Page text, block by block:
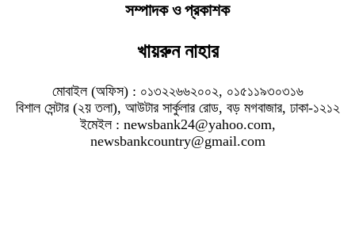
সম্পাদক ও প্রকাশক
খায়রুন নাহার
মোবাইল (অফিস) : ০১৩২২৬৬২০০২, ০১৫১১৯৩০৩১৬
বিশাল সেন্টার (২য় তলা), আউটার সার্কুলার রোড, বড় মগবাজার, ঢাকা-১২১২
ইমেইল : newsbank24@yahoo.com,
newsbankcountry@gmail.com